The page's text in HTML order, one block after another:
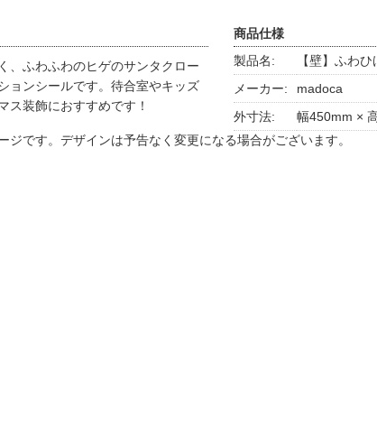
、ふわふわのヒゲのサンタクロー
ョンシールです。待合室やキッズ
ス装飾におすすめです！
商品仕様
製品名:
【壁】ふわ
メーカー:
madoca
外寸法:
幅450mm ×
ジです。デザインは予告なく変更になる場合がございます。